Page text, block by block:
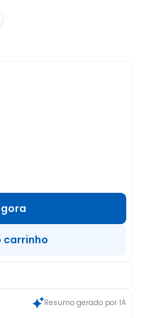
carrinho
Resumo gerado por IA